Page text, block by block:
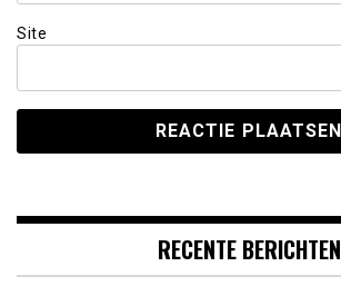
Site
RECENTE BERICHTEN